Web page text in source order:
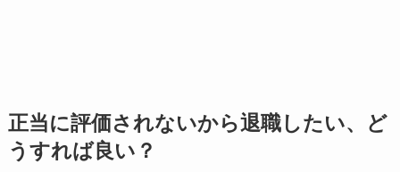
正当に評価されないから退職したい、ど
うすれば良い？